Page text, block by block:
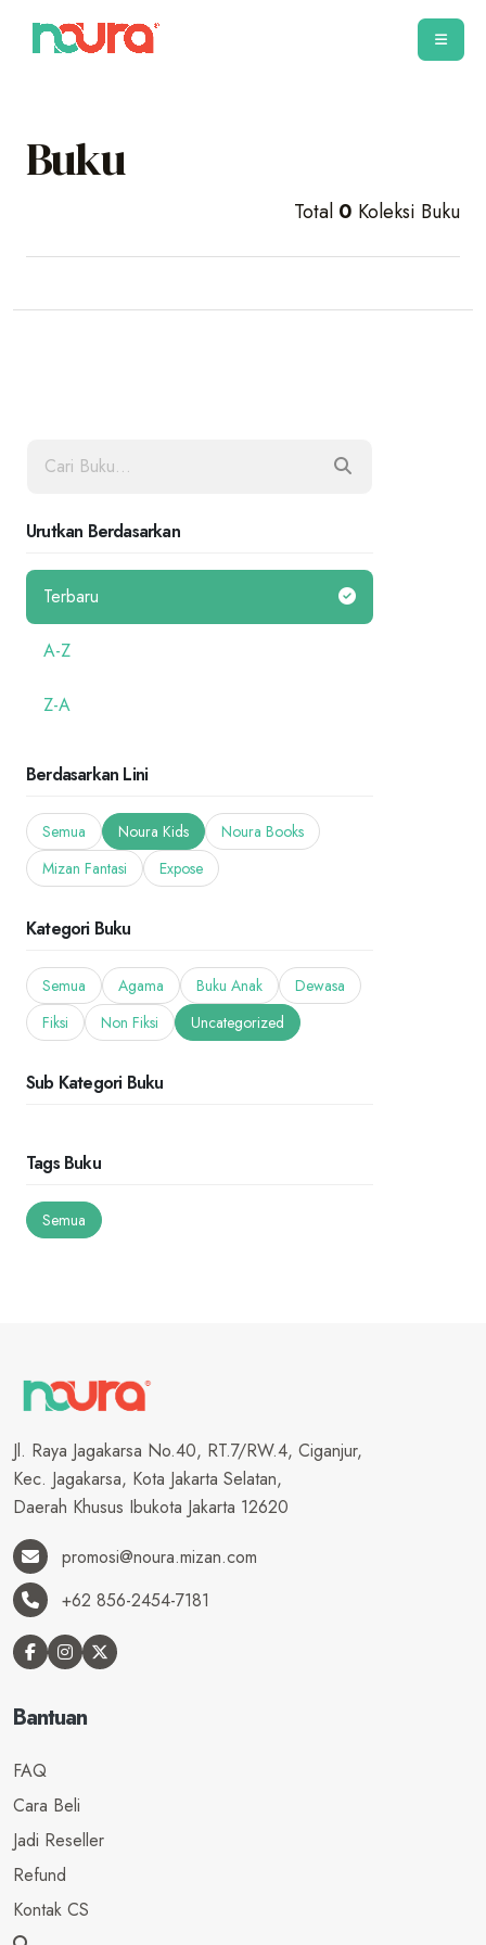
Buku
Total 0 Koleksi Buku
Urutkan Berdasarkan
Terbaru
A-Z
Z-A
Berdasarkan Lini
Semua Noura Kids
Noura Books
Mizan Fantasi
Expose
Kategori Buku
Semua Agama Buku Anak
Dewasa
Fiksi
Non Fiksi Uncategorized
Sub Kategori Buku
Tags Buku
Semua
Jl. Raya Jagakarsa No.40, RT.7/RW.4, Ciganjur,
Kec. Jagakarsa, Kota Jakarta Selatan,
Daerah Khusus Ibukota Jakarta 12620
promosi@noura.mizan.com
+62 856-2454-7181
Bantuan
FAQ
Cara Beli
Jadi Reseller
Refund
Kontak CS